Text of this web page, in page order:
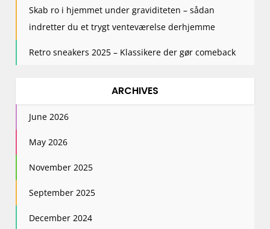
Skab ro i hjemmet under graviditeten – sådan
indretter du et trygt venteværelse derhjemme
Retro sneakers 2025 – Klassikere der gør comeback
ARCHIVES
June 2026
May 2026
November 2025
September 2025
December 2024